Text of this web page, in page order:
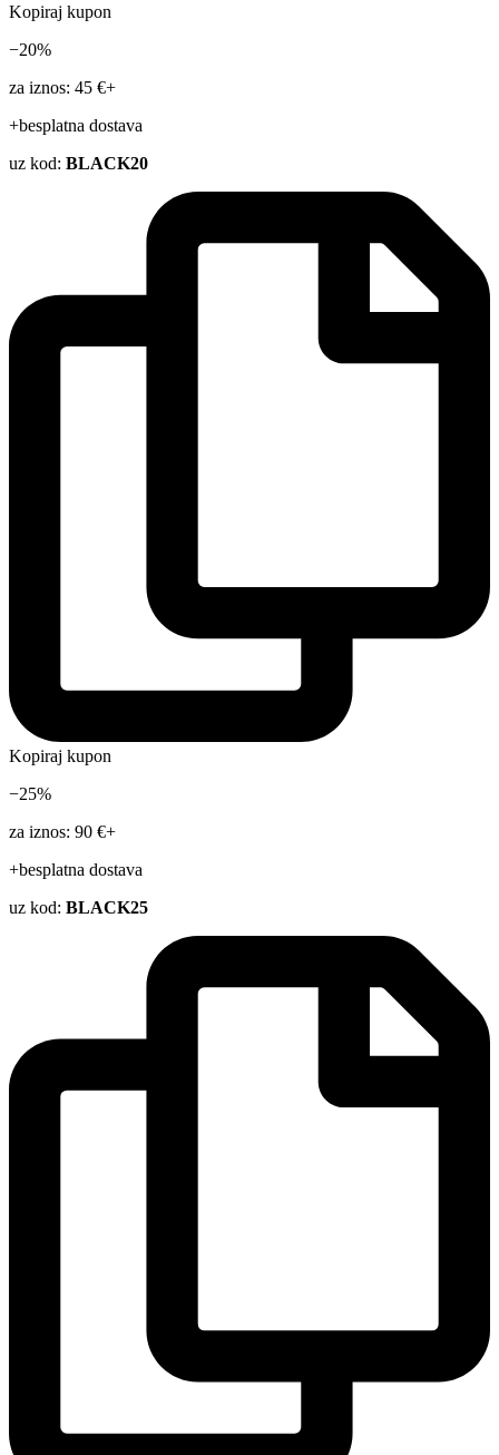
Kopiraj kupon
−20%
za iznos: 45 €+
+besplatna dostava
uz kod: BLACK20
Kopiraj kupon
−25%
za iznos: 90 €+
+besplatna dostava
uz kod: BLACK25